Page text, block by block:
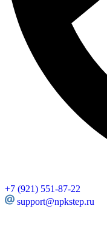
+7 (921) 551-87-22
support@npkstep.ru